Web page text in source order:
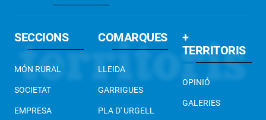
SECCIONS
MÓN RURAL
SOCIETAT
EMPRESA
COMARQUES
LLEIDA
GARRIGUES
PLA D' URGELL
+
TERRITORIS
OPINIÓ
GALERIES